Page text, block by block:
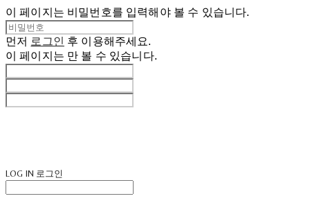
이 페이지는 비밀번호를 입력해야 볼 수 있습니다.
먼저 로그인 후 이용해주세요.
이 페이지는 만 볼 수 있습니다.
LOG IN 로그인